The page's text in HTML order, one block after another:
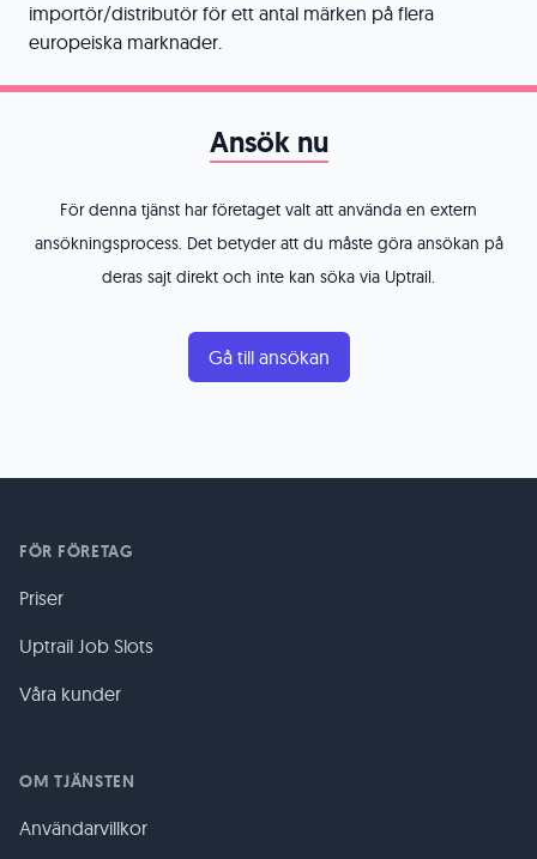
importör/distributör för ett antal märken på flera
europeiska marknader.
Ansök nu
För denna tjänst har företaget valt att använda en extern
ansökningsprocess. Det betyder att du måste göra ansökan på
deras sajt direkt och inte kan söka via Uptrail.
Gå till ansökan
FÖR FÖRETAG
Priser
Uptrail Job Slots
Våra kunder
OM TJÄNSTEN
Användarvillkor